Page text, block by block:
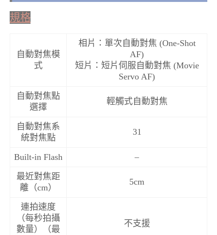
規格
自動對焦模
式
相片：單次自動對焦 (One-Shot
AF)
短片：短片伺服自動對焦 (Movie
Servo AF)
自動對焦點
選擇
輕觸式自動對焦
自動對焦系
統對焦點
31
Built-in Flash
–
最近對焦距
離（cm）
5cm
連拍速度
（每秒拍攝
數量）（最
不支援